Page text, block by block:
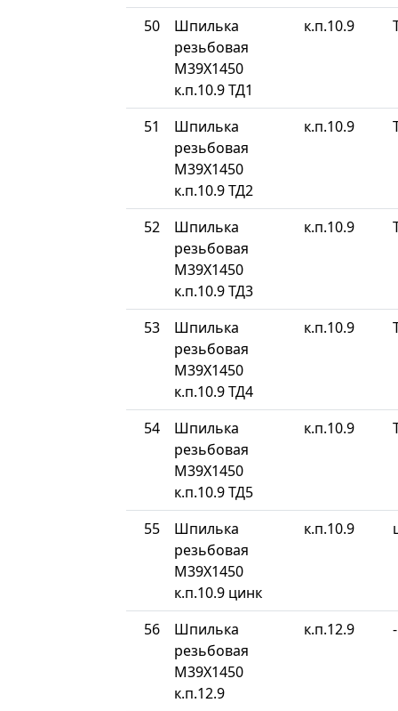
50
Шпилька
резьбовая
М39Х1450
к.п.10.9 ТД1
к.п.10.9
51
Шпилька
резьбовая
М39Х1450
к.п.10.9 ТД2
к.п.10.9
52
Шпилька
резьбовая
М39Х1450
к.п.10.9 ТД3
к.п.10.9
53
Шпилька
резьбовая
М39Х1450
к.п.10.9 ТД4
к.п.10.9
54
Шпилька
резьбовая
М39Х1450
к.п.10.9 ТД5
к.п.10.9
55
Шпилька
резьбовая
М39Х1450
к.п.10.9 цинк
к.п.10.9
56
Шпилька
резьбовая
М39Х1450
к.п.12.9
к.п.12.9 -